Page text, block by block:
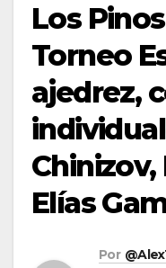
Los
Torneo
ajedrez,
Chinizov,
Elías
Por